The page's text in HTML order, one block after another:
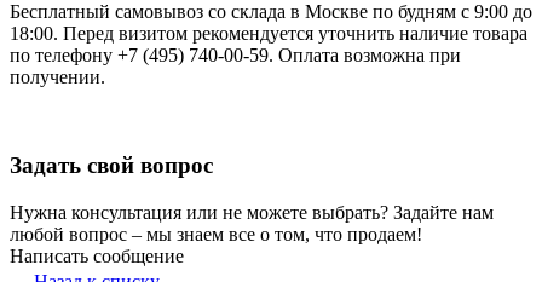
Бесплатный самовывоз со склада в Москве по будням с 9:00 до
18:00. Перед визитом рекомендуется уточнить наличие товара
по телефону +7 (495) 740-00-59. Оплата возможна при
получении.
Задать свой вопрос
Нужна консультация или не можете выбрать? Задайте нам
любой вопрос – мы знаем все о том, что продаем!
Написать сообщение